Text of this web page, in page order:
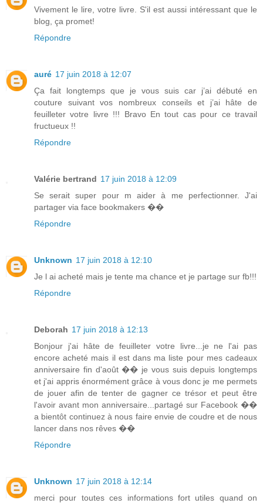
Vivement le lire, votre livre. S'il est aussi intéressant que le
blog, ça promet!
Répondre
auré 17 juin 2018 à 12:07
Ça fait longtemps que je vous suis car j’ai débuté en
couture suivant vos nombreux conseils et j’ai hâte de
feuilleter votre livre !!! Bravo En tout cas pour ce travail
fructueux !!
Répondre
Valérie bertrand 17 juin 2018 à 12:09
Se serait super pour m aider à me perfectionner. J'ai
partager via face bookmakers ��
Répondre
Unknown 17 juin 2018 à 12:10
Je l ai acheté mais je tente ma chance et je partage sur fb!!!
Répondre
Deborah 17 juin 2018 à 12:13
Bonjour j'ai hâte de feuilleter votre livre...je ne l'ai pas
encore acheté mais il est dans ma liste pour mes cadeaux
anniversaire fin d'août �� je vous suis depuis longtemps
et j'ai appris énormément grâce à vous donc je me permets
de jouer afin de tenter de gagner ce trésor et peut être
l'avoir avant mon anniversaire...partagé sur Facebook ��
a bientôt continuez à nous faire envie de coudre et de nous
lancer dans nos rêves ��
Répondre
Unknown 17 juin 2018 à 12:14
merci pour toutes ces informations fort utiles quand on